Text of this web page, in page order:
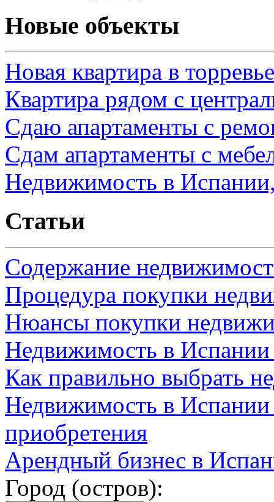
Новые объекты
Новая квартира в
Квартира рядом с
Сдаю апартаменты с
Сдам апартаменты с
Недвижимость в
Статьи
Содержание
Процедура покупки
Нюансы покупки
Недвижимость в
Как правильно выбрать
Недвижимость в Испании
приобретения
Арендный бизнес в
Город (остров):